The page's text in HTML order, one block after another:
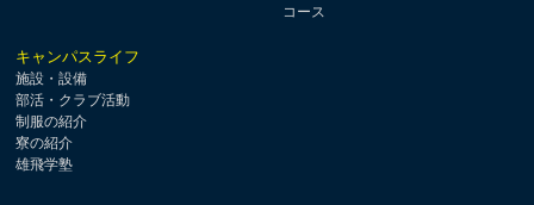
コース
キャンパスライフ
施設・設備
部活・クラブ活動
制服の紹介
寮の紹介
雄飛学塾